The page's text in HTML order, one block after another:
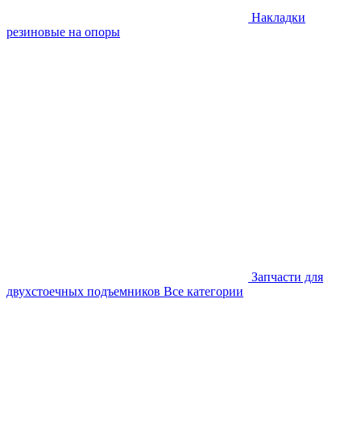
Накладки
резиновые на опоры
Запчасти для
двухстоечных подъемников Все категории